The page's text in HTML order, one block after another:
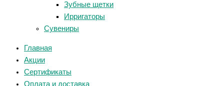
Зубные щетки
Ирригаторы
Сувениры
Главная
Акции
Сертификаты
Оплата и доставка